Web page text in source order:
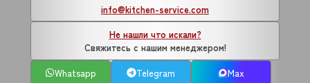
info@kitchen-service.com
Не нашли что искали?
Свяжитесь с нашим менеджером!
Whatsapp
Telegram Max